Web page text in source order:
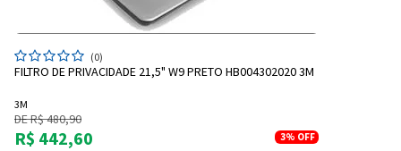
(0)
FILTRO DE PRIVACIDADE 21,5" W9 PRETO HB004302020 3M
3M
DE R$ 480,90
R$ 442,60 3% OFF